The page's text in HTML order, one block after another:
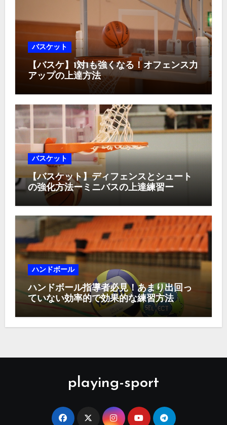
バスケット
【バスケ】1対1も強くなる！オフェンス力
アップの上達方法
バスケット
【バスケット】ディフェンスとシュート
の強化方法ーミニバスの上達練習ー
ハンドボール
ハンドボール指導者必見！あまり出回っ
ていない効率的で効果的な練習方法
playing-sport